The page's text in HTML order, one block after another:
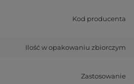
Kod producenta
Ilość w opakowaniu zbiorczym
Zastosowanie